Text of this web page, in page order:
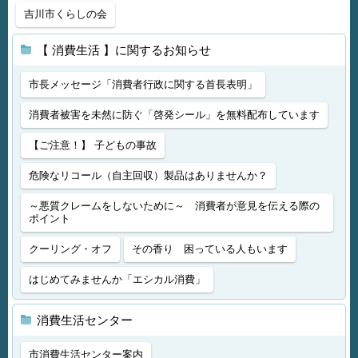
吉川市くらしの会
【 消費生活 】に関するお知らせ
市長メッセージ「消費者行政に関する首長表明」
消費者被害を未然に防ぐ「啓発シール」を無料配布しています
【ご注意！】 子どもの事故
危険なリコール（自主回収）製品はありませんか？
～悪質クレームをしないために～ 消費者が意見を伝える際の
ポイント
クーリング・オフ その香り 困っている人もいます
はじめてみませんか「エシカル消費」
消費生活センター
市消費生活センター案内